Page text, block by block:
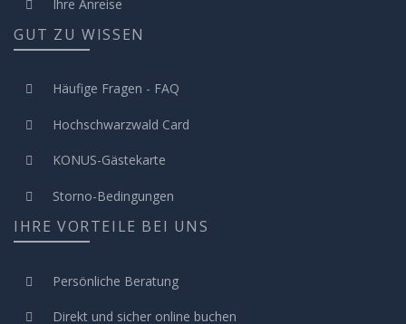
Ihre Anreise
GUT ZU WISSEN
Häufige Fragen - FAQ
Hochschwarzwald Card
KONUS-Gästekarte
Storno-Bedingungen
IHRE VORTEILE BEI UNS
Persönliche Beratung
Direkt und sicher online buchen